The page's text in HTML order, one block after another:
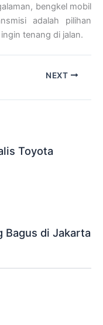
bengkel mobil
adalah pilihan
tenang di jalan.
NEXT
Toyota
Bagus di Jakarta